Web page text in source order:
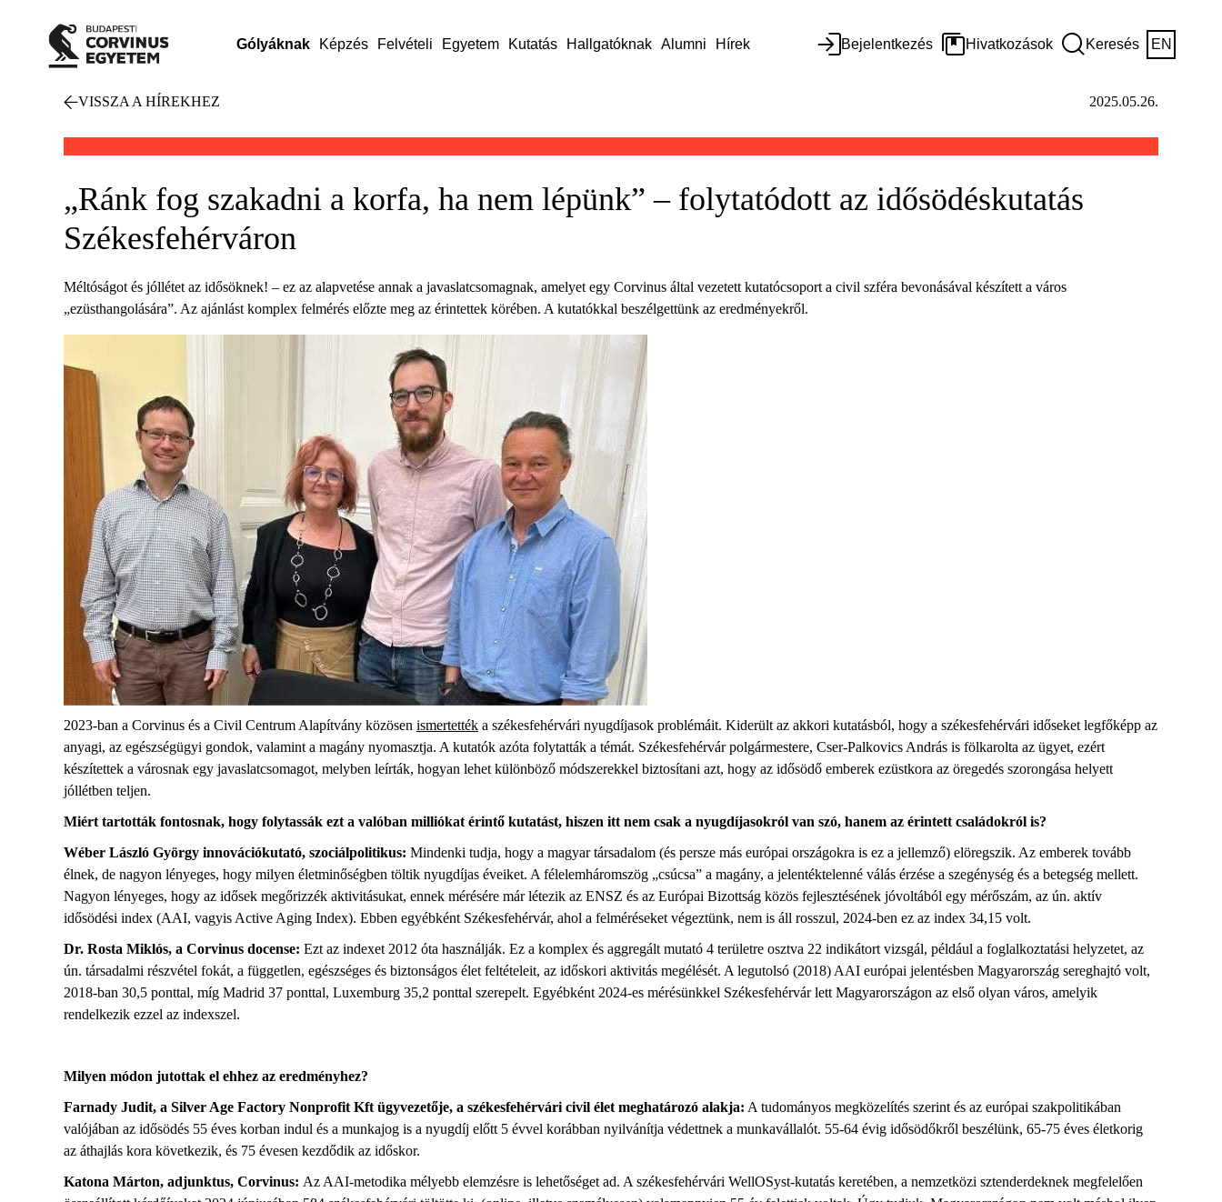
Gólyáknak Képzés Felvételi Egyetem Kutatás Hallgatóknak Alumni Hírek Bejelentkezés Hivatkozások Keresés EN
VISSZA A HÍREKHEZ 2025.05.26.
„Ránk fog szakadni a korfa, ha nem lépünk” – folytatódott az idősödéskutatás
Székesfehérváron
Méltóságot és jóllétet az idősöknek! – ez az alapvetése annak a javaslatcsomagnak, amelyet egy Corvinus által vezetett kutatócsoport a civil szféra bevonásával készített a város
„ezüsthangolására”. Az ajánlást komplex felmérés előzte meg az érintettek körében. A kutatókkal beszélgettünk az eredményekről.
2023-ban a Corvinus és a Civil Centrum Alapítvány közösen ismertették a székesfehérvári nyugdíjasok problémáit. Kiderült az akkori kutatásból, hogy a székesfehérvári időseket legfőképp az
anyagi, az egészségügyi gondok, valamint a magány nyomasztja. A kutatók azóta folytatták a témát. Székesfehérvár polgármestere, Cser-Palkovics András is fölkarolta az ügyet, ezért
készítettek a városnak egy javaslatcsomagot, melyben leírták, hogyan lehet különböző módszerekkel biztosítani azt, hogy az idősödő emberek ezüstkora az öregedés szorongása helyett
jóllétben teljen.
Miért tartották fontosnak, hogy folytassák ezt a valóban milliókat érintő kutatást, hiszen itt nem csak a nyugdíjasokról van szó, hanem az érintett családokról is?
Wéber László György innovációkutató, szociálpolitikus: Mindenki tudja, hogy a magyar társadalom (és persze más európai országokra is ez a jellemző) elöregszik. Az emberek tovább
élnek, de nagyon lényeges, hogy milyen életminőségben töltik nyugdíjas éveiket. A félelemháromszög „csúcsa” a magány, a jelentéktelenné válás érzése a szegénység és a betegség mellett.
Nagyon lényeges, hogy az idősek megőrizzék aktivitásukat, ennek mérésére már létezik az ENSZ és az Európai Bizottság közös fejlesztésének jóvoltából egy mérőszám, az ún. aktív
idősödési index (AAI, vagyis Active Aging Index). Ebben egyébként Székesfehérvár, ahol a felméréseket végeztünk, nem is áll rosszul, 2024-ben ez az index 34,15 volt.
Dr. Rosta Miklós, a Corvinus docense: Ezt az indexet 2012 óta használják. Ez a komplex és aggregált mutató 4 területre osztva 22 indikátort vizsgál, például a foglalkoztatási helyzetet, az
ún. társadalmi részvétel fokát, a független, egészséges és biztonságos élet feltételeit, az időskori aktivitás megélését. A legutolsó (2018) AAI európai jelentésben Magyarország sereghajtó volt,
2018-ban 30,5 ponttal, míg Madrid 37 ponttal, Luxemburg 35,2 ponttal szerepelt. Egyébként 2024-es mérésünkkel Székesfehérvárlett Magyarországon az első olyan város, amelyik
rendelkezik ezzel az indexszel.
Milyen módon jutottak el ehhez az eredményhez?
Farnady Judit, a Silver Age Factory Nonprofit Kft ügyvezetője, a székesfehérvári civil élet meghatározó alakja: A tudományos megközelítés szerint és az európai szakpolitikában
valójában az idősödés 55 éves korban indul és a munkajog is a nyugdíj előtt 5 évvel korábban nyilvánítja védettnek a munkavállalót. 55-64 évig idősödőkről beszélünk, 65-75 éves életkorig
az áthajlás kora következik, és 75 évesen kezdődik az időskor.
Katona Márton, adjunktus, Corvinus: Az AAI-metodika mélyebb elemzésre is lehetőséget ad. A székesfehérvári WellOSyst-kutatás keretében, a nemzetközi sztenderdeknek megfelelően